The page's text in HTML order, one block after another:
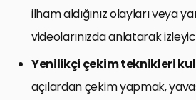
ilham aldığınız olayları veya
videolarınızda anlatarak
Yenilikçi çekim teknikleri
açılardan çekim yapmak,